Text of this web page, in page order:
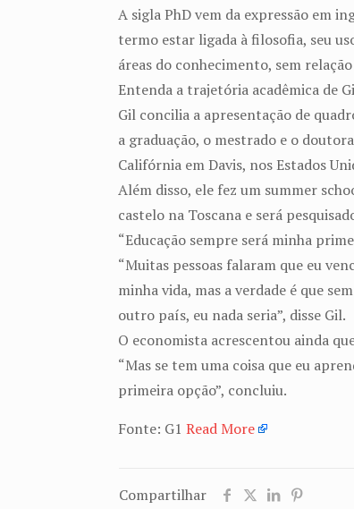
A sigla PhD vem da expressão em
termo estar ligada à filosofia, seu
áreas do conhecimento, sem
Entenda a trajetória acadêmica de
Gil concilia a apresentação de
a graduação, o mestrado e o
Califórnia em Davis, nos Estados
Além disso, ele fez um summer
castelo na Toscana e será
“Educação sempre será minha
“Muitas pessoas falaram que eu
minha vida, mas a verdade é que
outro país, eu nada seria”, disse Gil.
O economista acrescentou ainda
“Mas se tem uma coisa que eu
primeira opção”, concluiu.
Fonte: G1Read More
Compartilhar